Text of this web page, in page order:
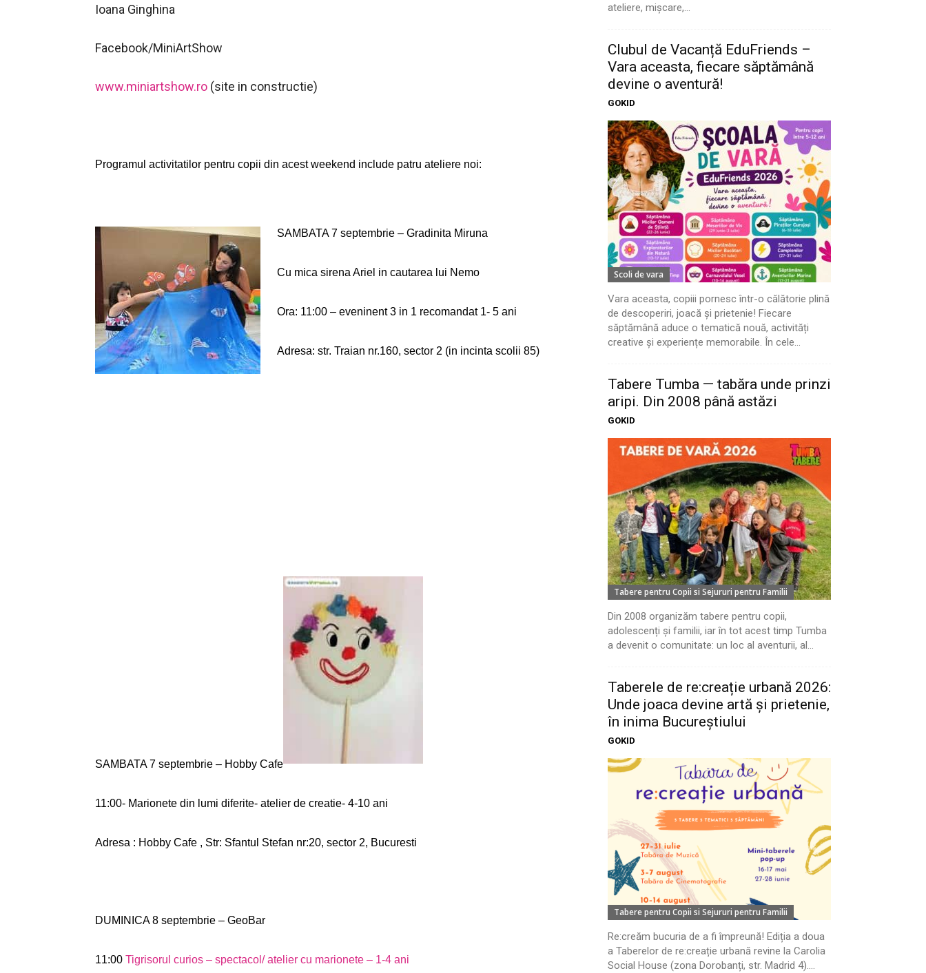
Ioana Ginghina
Facebook/MiniArtShow
www.miniartshow.ro (site in constructie)
Programul activitatilor pentru copii din acest weekend include patru ateliere noi:
SAMBATA 7 septembrie – Gradinita Miruna
Cu mica sirena Ariel in cautarea lui Nemo
Ora: 11:00 – eveninent 3 in 1 recomandat 1- 5 ani
Adresa: str. Traian nr.160, sector 2 (in incinta scolii 85)
SAMBATA 7 septembrie – Hobby Cafe
11:00- Marionete din lumi diferite- atelier de creatie- 4-10 ani
Adresa : Hobby Cafe , Str: Sfantul Stefan nr:20, sector 2, Bucuresti
DUMINICA 8 septembrie – GeoBar
11:00 Tigrisorul curios – spectacol/ atelier cu marionete – 1-4 ani
ateliere, mișcare,...
Clubul de Vacanță EduFriends –
Vara aceasta, fiecare săptămână
devine o aventură!
GOKID
Scoli de vara
Vara aceasta, copiii pornesc într-o călătorie plină
de descoperiri, joacă și prietenie! Fiecare
săptămână aduce o tematică nouă, activități
creative și experiențe memorabile. În cele...
Tabere Tumba — tabăra unde prinzi
aripi. Din 2008 până astăzi
GOKID
Tabere pentru Copii si Sejururi pentru Familii
Din 2008 organizăm tabere pentru copii,
adolescenți și familii, iar în tot acest timp Tumba
a devenit o comunitate: un loc al aventurii, al...
Taberele de re:creație urbană 2026:
Unde joaca devine artă și prietenie,
în inima Bucureștiului
GOKID
Tabere pentru Copii si Sejururi pentru Familii
Re:creăm bucuria de a fi împreună! Ediția a doua
a Taberelor de re:creație urbană revine la Carolia
Social House (zona Dorobanți, str. Madrid 4)....